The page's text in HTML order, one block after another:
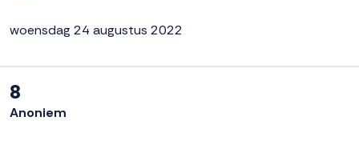
woensdag 24 augustus 2022
8
Anoniem